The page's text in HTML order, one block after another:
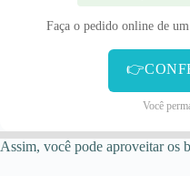
Faça o pedido online de
Você
Assim, você pode aproveitar os